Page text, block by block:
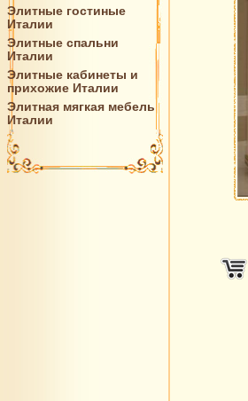
Элитные гостиные
Италии
Элитные спальни
Италии
Элитные кабинеты и
прихожие Италии
Элитная мягкая мебель
Италии